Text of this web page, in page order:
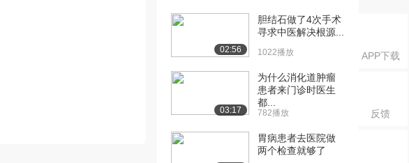
APP下载
反馈
02:56
胆结石做了4次手术
寻求中医解决根源...
1022播放
03:17
为什么消化道肿瘤
患者来门诊时医生
都...
782播放
胃病患者去医院做
两个检查就够了